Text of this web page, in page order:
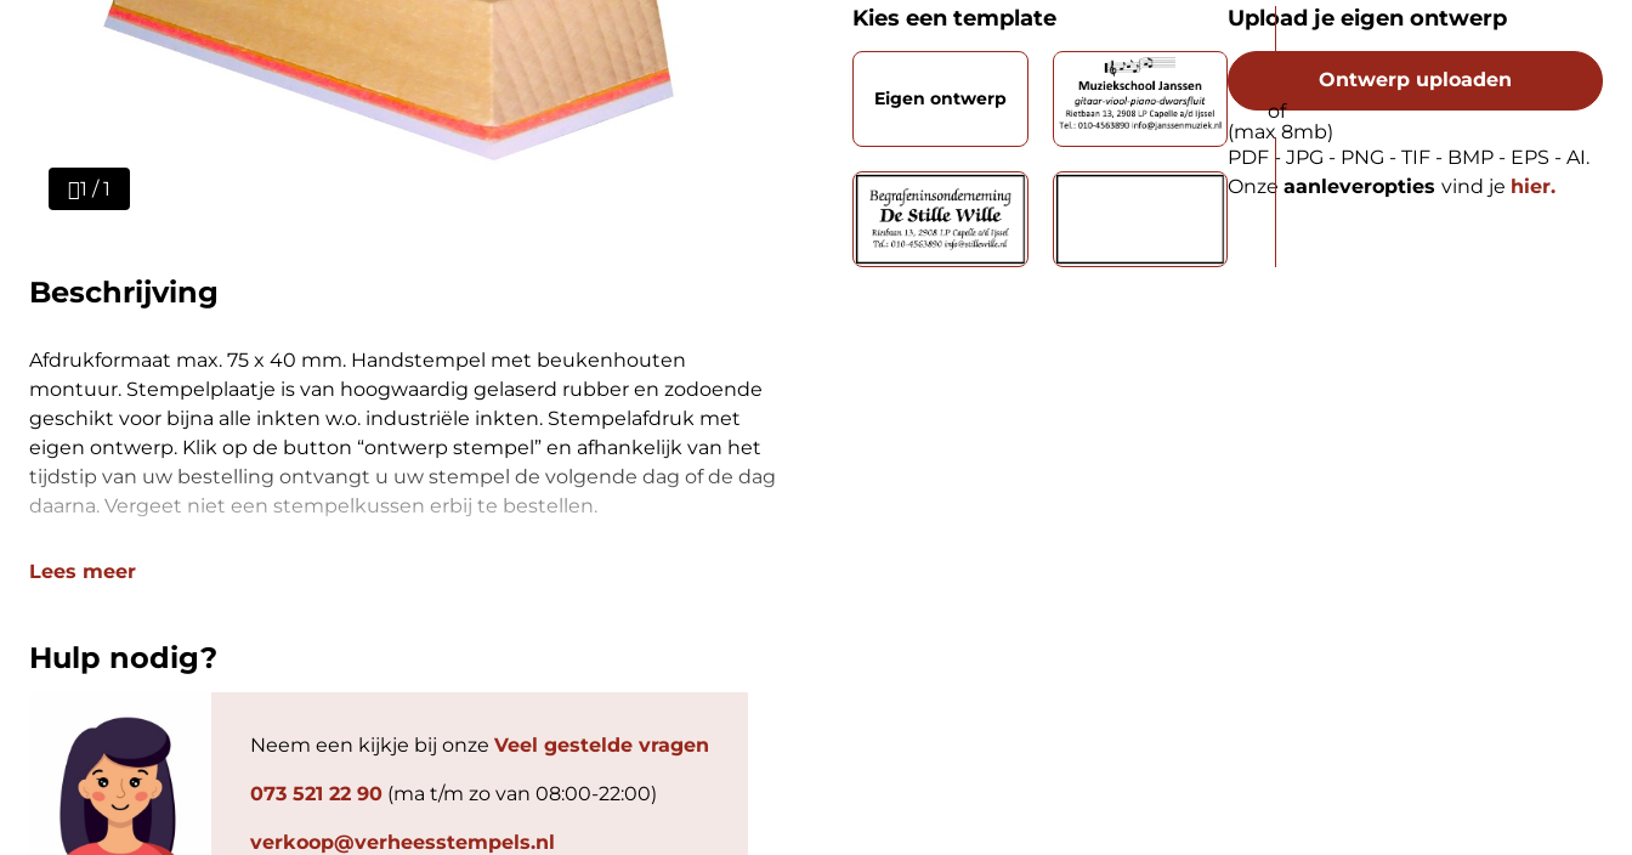
1 / 1
Beschrijving
Afdrukformaat max. 75 x 40 mm. Handstempel met beukenhouten
montuur. Stempelplaatje is van hoogwaardig gelaserd rubber en zodoende
geschikt voor bijna alle inkten w.o. industriële inkten. Stempelafdruk met
eigen ontwerp. Klik op de button “ontwerp stempel” en afhankelijk van het
tijdstip van uw bestelling ontvangt u uw stempel de volgende dag of de dag
daarna. Vergeet niet een stempelkussen erbij te bestellen.
Lees meer
Hulp nodig?
Neem een kijkje bij onze Veel gestelde vragen
073 521 22 90 (ma t/m zo van 08:00-22:00)
verkoop@verheesstempels.nl
Kies een template
Eigen ontwerp
Upload je eigen ontwerp
Ontwerp uploaden
(max 8mb)
PDF - JPG - PNG - TIF - BMP - EPS - AI.
Onze aanleveropties vind je hier.